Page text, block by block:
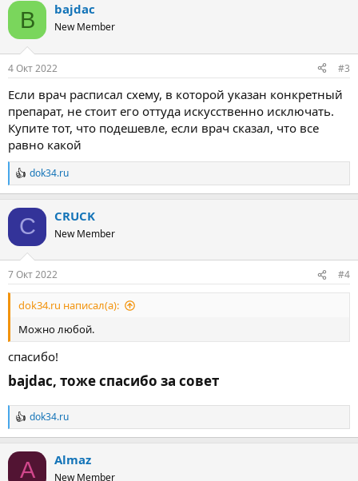
B bajdac
New Member
4 Окт 2022 #3
Если врач расписал схему, в которой указан конкретный
препарат, не стоит его оттуда искусственно исключать.
Купите тот, что подешевле, если врач сказал, что все
равно какой
Р
е
и
dok34.ru
C CRUCK
New Member
7 Окт 2022 #4
dok34.ru написал(а):
Можно любой.
спасибо!
bajdac, тоже спасибо за совет​
Р
е
dok34.ru
A Almaz
New Member